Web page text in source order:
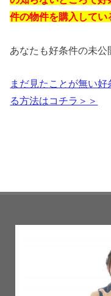
件の物件を購入してい
あなたも好条件の未公
まだ見たことが無い
る方法はコチラ＞＞